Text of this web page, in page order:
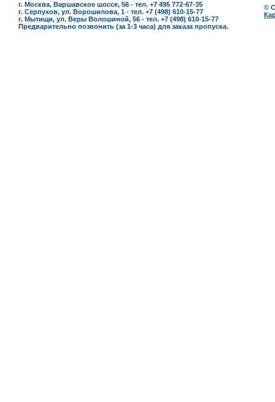
г. Москва, Варшавское шоссе, 56 - тел. +7 495 772-67-35
г. Серпухов, ул. Ворошилова, 1 - тел. +7 (498) 610-15-77
г. Мытищи, ул. Веры Волошиной, 56 - тел. +7 (498) 610-15-77
Предварительно позвонить (за 1-3 часа) для заказа пропуска.
©